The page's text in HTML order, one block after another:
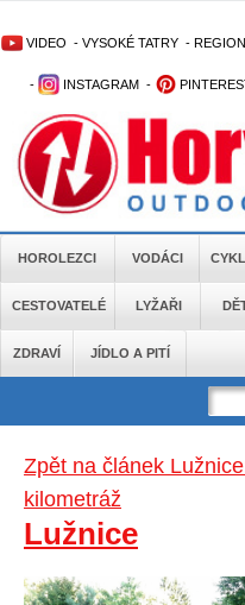
VIDEO - VYSOKÉ TATRY -
- INSTAGRAM -
HOROLEZCI VODÁCI
CESTOVATELÉ LYŽAŘI
ZDRAVÍ JÍDLO A PITÍ
Zpět na článek
kilometráž
Lužnice